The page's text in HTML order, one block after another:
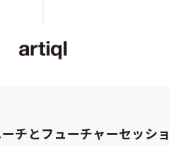
ーチとフューチャーセッショ